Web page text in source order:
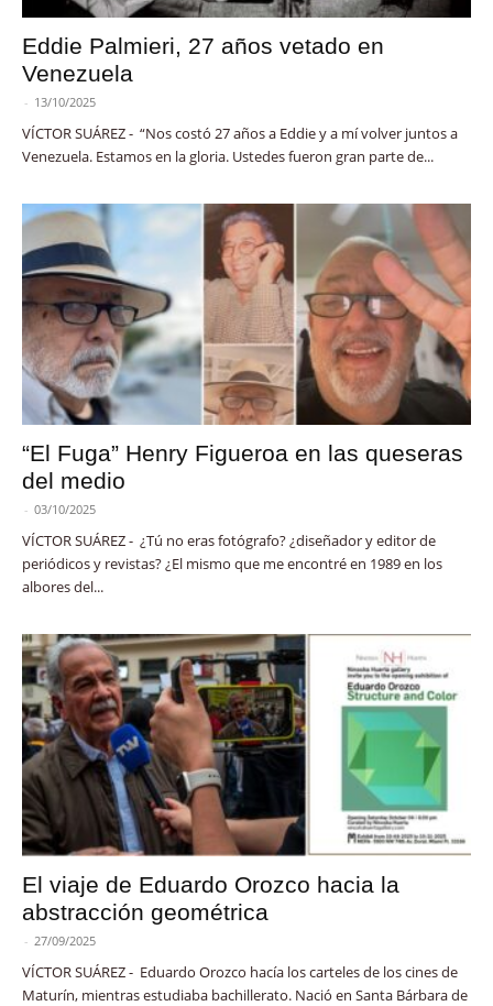
Eddie Palmieri, 27 años vetado en
Venezuela
- 13/10/2025
VÍCTOR SUÁREZ - “Nos costó 27 años a Eddie y a mí volver juntos a
Venezuela. Estamos en la gloria. Ustedes fueron gran parte de...
“El Fuga” Henry Figueroa en las queseras
del medio
- 03/10/2025
VÍCTOR SUÁREZ - ¿Tú no eras fotógrafo? ¿diseñador y editor de
periódicos y revistas? ¿El mismo que me encontré en 1989 en los
albores del...
El viaje de Eduardo Orozco hacia la
abstracción geométrica
- 27/09/2025
VÍCTOR SUÁREZ - Eduardo Orozco hacía los carteles de los cines de
Maturín, mientras estudiaba bachillerato. Nació en Santa Bárbara de